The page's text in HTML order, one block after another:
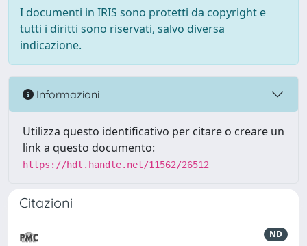
I documenti in IRIS sono protetti da copyright e
tutti i diritti sono riservati, salvo diversa
indicazione.
Informazioni
Utilizza questo identificativo per citare o creare un
link a questo documento:
https://hdl.handle.net/11562/26512
Citazioni
ND